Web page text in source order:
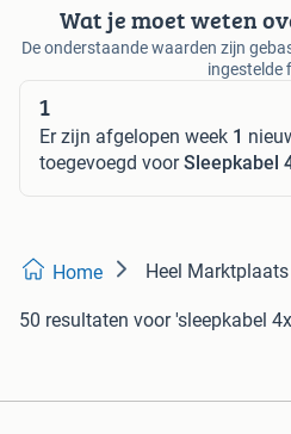
Wat je moet weten
De onderstaande waarden zijn
ingestelde
1
Er zijn afgelopen week 1
toegevoegd voorSleepkabel
Home Heel Marktplaats
50 resultaten voor 'sleepkabel